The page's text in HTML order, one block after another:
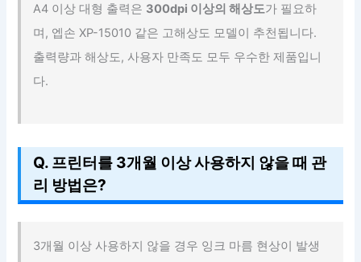
A4 이상 대형 출력은 300dpi 이상의 해상도가 필요하
며, 엡손 XP-15010 같은 고해상도 모델이 추천됩니다.
출력량과 해상도, 사용자 만족도 모두 우수한 제품입니
다.
Q. 프린터를 3개월 이상 사용하지 않을 때 관
리 방법은?
3개월 이상 사용하지 않을 경우 잉크 마름 현상이 발생